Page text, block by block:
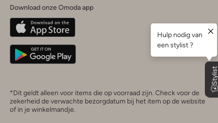
Belgique(Français)
Deutschland
Download onze Omoda app
*Dit geldt alleen voor items die op voorraad zijn. Check voor de
zekerheid de verwachte bezorgdatum bij het item op de website
of in je winkelmandje.